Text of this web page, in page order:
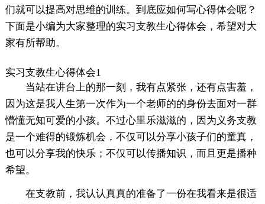
们就可以提高对思维的训练。到底应如何写心得体会呢？
下面是小编为大家整理的实习支教生心得体会，希望对大
家有所帮助。
实习支教生心得体会1
当站在讲台上的那一刻，我有点紧张，还有点害羞，
因为这是我人生第一次作为一个老师的的身份去面对一群
懵懂无知可爱的小孩。不过心里乐滋滋的，因为义务支教
是一个难得的锻炼机会，不仅可以分享小孩子们的童真，
也可以分享我的快乐；不仅可以传播知识，而且更是播种
希望。
在支教前，我认认真真的准备了一份在我看来是很适